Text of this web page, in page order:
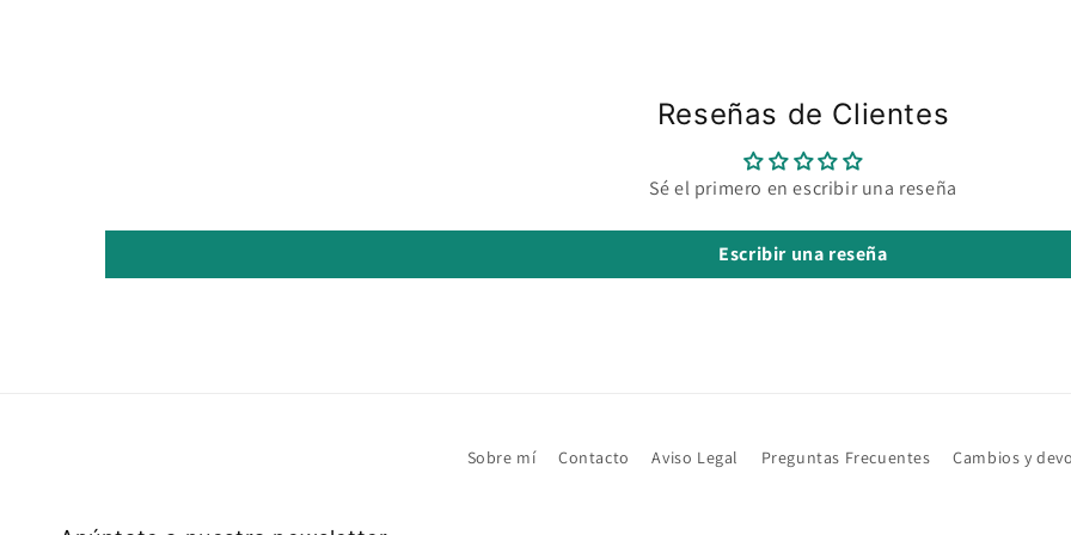
Reseñas de Clientes
Sé el primero en escribir una reseña
Escribir una reseña
Sobre mí Contacto Aviso Legal Preguntas Frecuentes Cambios y